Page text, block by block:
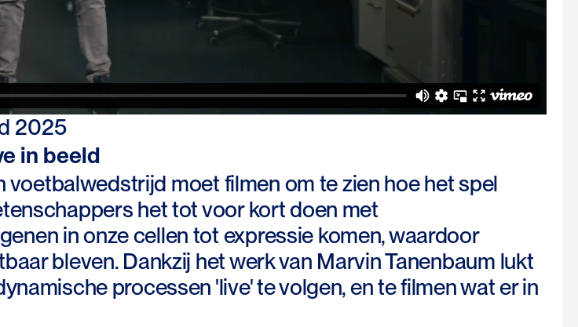
2025
in beeld
voetbalwedstrijd moet filmen om te zien hoe het spel
het tot voor kort doen met
in onze cellen tot expressie komen, waardoor
bleven. Dankzij het werk van Marvin Tanenbaum lukt
processen 'live' te volgen, en te filmen wat er in